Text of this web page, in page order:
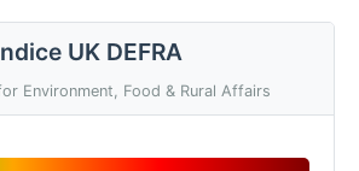
UK DEFRA
Environment, Food & Rural Affairs